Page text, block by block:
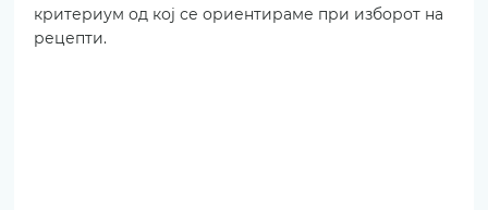
критериум од кој се ориентираме при изборот на
рецепти.